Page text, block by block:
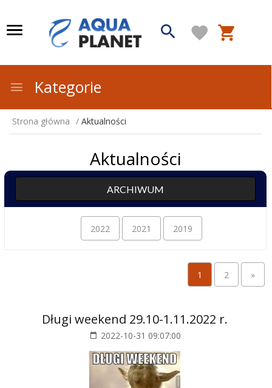
Kategorie
Strona główna Aktualności
Aktualności
ARCHIWUM
2022 2021 2019
1 2 »
Długi weekend 29.10-1.11.2022 r.
2022-10-31 09:07:00